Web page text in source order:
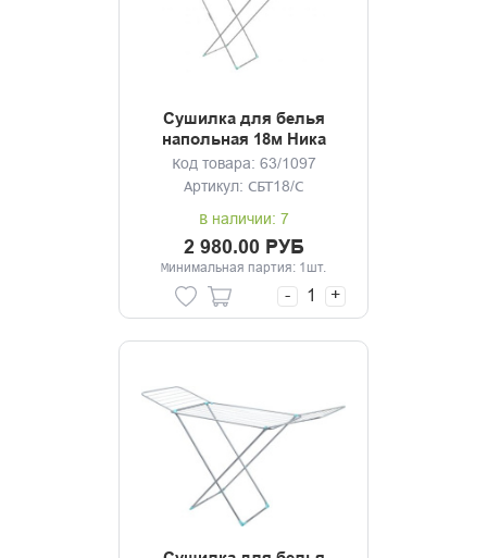
Сушилка для белья
напольная 18м Ника
серебро
Код товара: 63/1097
Артикул: СБТ18/С
В наличии: 7
2 980.00 РУБ
Минимальная партия: 1шт.
- +